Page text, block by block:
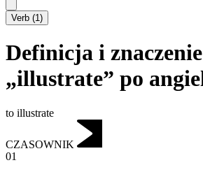
Verb (1)
Definicja i znaczenie
„illustrate” po
to illustrate
CZASOWNIK
01